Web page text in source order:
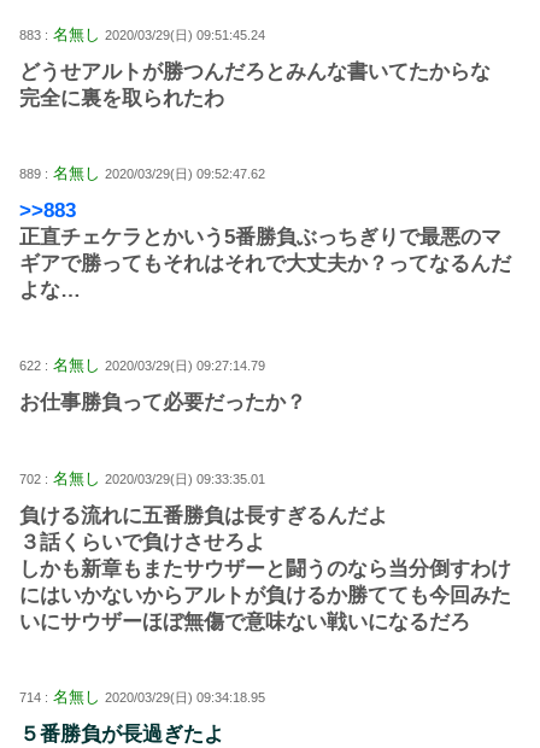
883 : 名無し 2020/03/29(日) 09:51:45.24
どうせアルトが勝つんだろとみんな書いてたからな
完全に裏を取られたわ
889 : 名無し 2020/03/29(日) 09:52:47.62
>>883
正直チェケラとかいう5番勝負ぶっちぎりで最悪のマ
ギアで勝ってもそれはそれで大丈夫か？ってなるんだ
よな…
622 : 名無し 2020/03/29(日) 09:27:14.79
お仕事勝負って必要だったか？
702 : 名無し 2020/03/29(日) 09:33:35.01
負ける流れに五番勝負は長すぎるんだよ
３話くらいで負けさせろよ
しかも新章もまたサウザーと闘うのなら当分倒すわけ
にはいかないからアルトが負けるか勝てても今回みた
いにサウザーほぼ無傷で意味ない戦いになるだろ
714 : 名無し 2020/03/29(日) 09:34:18.95
５番勝負が長過ぎたよ